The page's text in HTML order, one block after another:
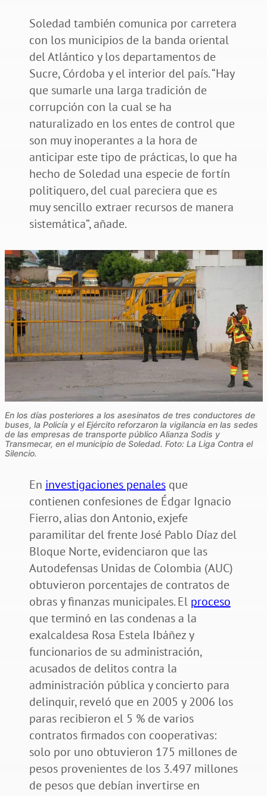
Soledad también comunica por carretera
con los municipios de la banda oriental
del Atlántico y los departamentos de
Sucre, Córdoba y el interior del país. “Hay
que sumarle una larga tradición de
corrupción con la cual se ha
naturalizado en los entes de control que
son muy inoperantes a la hora de
anticipar este tipo de prácticas, lo que ha
hecho de Soledad una especie de fortín
politiquero, del cual pareciera que es
muy sencillo extraer recursos de manera
sistemática”, añade.
En los días posteriores a los asesinatos de tres conductores de
buses, la Policía y el Ejército reforzaron la vigilancia en las sedes
de las empresas de transporte público Alianza Sodis y
Transmecar, en el municipio de Soledad. Foto: La Liga Contra el
Silencio.
En investigaciones penalesque
contienen confesiones de Édgar Ignacio
Fierro, alias don Antonio, exjefe
paramilitar del frente José Pablo Díaz del
Bloque Norte, evidenciaron que las
Autodefensas Unidas de Colombia (AUC)
obtuvieron porcentajes de contratos de
obras y finanzas municipales. El proceso
que terminó en las condenas a la
exalcaldesa Rosa Estela Ibáñez y
funcionarios de su administración,
acusados de delitos contra la
administración pública y concierto para
delinquir, reveló que en 2005 y 2006 los
paras recibieron el 5 % de varios
contratos firmados con cooperativas:
solo por uno obtuvieron 175 millones de
pesos provenientes de los 3.497 millones
de pesos que debían invertirse en